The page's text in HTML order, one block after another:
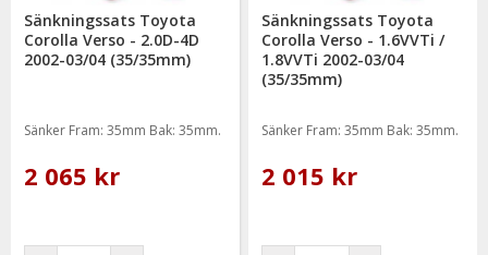
Sänkningssats Toyota
Corolla Verso - 2.0D-4D
2002-03/04 (35/35mm)
Sänker Fram: 35mm Bak: 35mm.
2 065 kr
Sänkningssats Toyota
Corolla Verso - 1.6VVTi /
1.8VVTi 2002-03/04
(35/35mm)
Sänker Fram: 35mm Bak: 35mm.
2 015 kr